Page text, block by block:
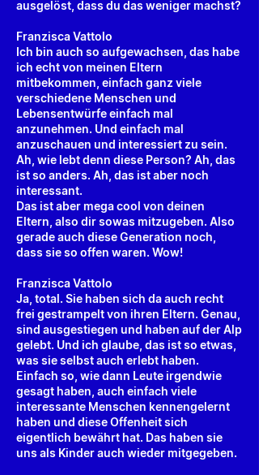
ausgelöst, dass du das weniger machst?
Franzisca Vattolo
Ich bin auch so aufgewachsen, das habe
ich echt von meinen Eltern
mitbekommen, einfach ganz viele
verschiedene Menschen und
Lebensentwürfe einfach mal
anzunehmen. Und einfach mal
anzuschauen und interessiert zu sein.
Ah, wie lebt denn diese Person? Ah, das
ist so anders. Ah, das ist aber noch
interessant.
Das ist aber mega cool von deinen
Eltern, also dir sowas mitzugeben. Also
gerade auch diese Generation noch,
dass sie so offen waren. Wow!
Franzisca Vattolo
Ja, total. Sie haben sich da auch recht
frei gestrampelt von ihren Eltern. Genau,
sind ausgestiegen und haben auf der Alp
gelebt. Und ich glaube, das ist so etwas,
was sie selbst auch erlebt haben.
Einfach so, wie dann Leute irgendwie
gesagt haben, auch einfach viele
interessante Menschen kennengelernt
haben und diese Offenheit sich
eigentlich bewährt hat. Das haben sie
uns als Kinder auch wieder mitgegeben.